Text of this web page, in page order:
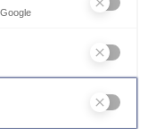
il permet de mesurer des